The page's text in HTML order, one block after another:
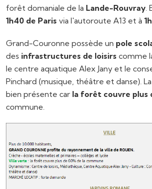
forêt domaniale de la Lande-Rouvray.
1h40 de Paris via l'autoroute A13 et à
Grand-Couronne possède un pole
des infrastructures de loisirs comme
le centre aquatique Alex Jany et le
Pinchard (musique, théâtre et danse).
bien présente car la forêt couvre plus
commune.